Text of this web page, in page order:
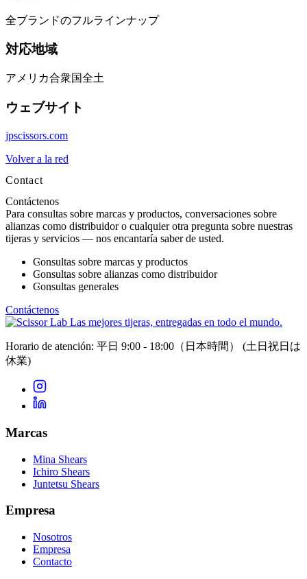
全ブランドのフルラインナップ
対応地域
アメリカ合衆国全土
ウェブサイト
jpscissors.com
Volver a la red
Contact
Contáctenos
Para consultas sobre marcas y productos, conversaciones sobre
alianzas como distribuidor o cualquier otra pregunta sobre nuestras
tijeras y servicios — nos encantaría saber de usted.
Consultas sobre marcas y productos
Consultas sobre alianzas como distribuidor
Consultas generales
Contáctenos
Las mejores tijeras, entregadas en todo el mundo.
Horario de atención: 平日 9:00 - 18:00（日本時間） (土日祝日は
休業)
Marcas
Mina Shears
Ichiro Shears
Juntetsu Shears
Empresa
Nosotros
Empresa
Contacto